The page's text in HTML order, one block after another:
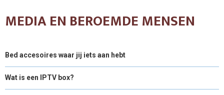
MEDIA EN BEROEMDE MENSEN
Bed accesoires waar jij iets aan hebt
Wat is een IPTV box?